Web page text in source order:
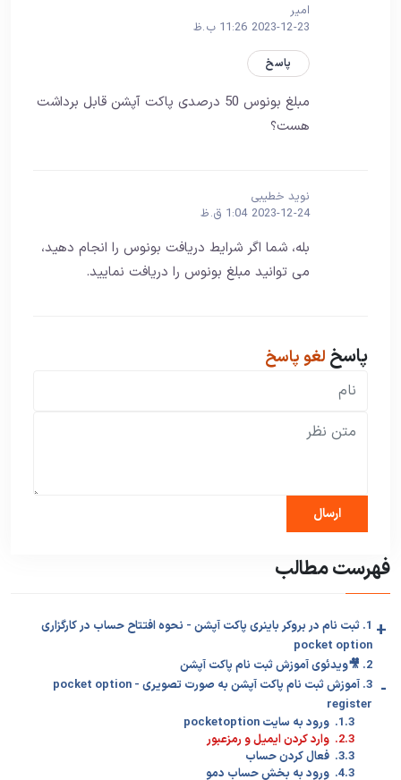
امیر
2023-12-23 11:26 ب.ظ
پاسخ
مبلغ بونوس 50 درصدی پاکت آپشن قابل برداشت
هست؟
نوید خطیبی
2023-12-24 1:04 ق.ظ
بله، شما اگر شرایط دریافت بونوس را انجام دهید،
می توانید مبلغ بونوس را دریافت نمایید.
پاسخ لغو پاسخ
فهرست مطالب
1. ثبت نام در بروکر باینری پاکت آپشن - نحوه افتتاح حساب در کارگزاری
pocket option
+
2. 🎥ویدئوی آموزش ثبت نام پاکت آپشن
3. آموزش ثبت نام پاکت آپشن به صورت تصویری - pocket option
register
-
1.3. ورود به سایت pocketoption
2.3. وارد کردن ایمیل و رمزعبور
3.3. فعال کردن حساب
4.3. ورود به بخش حساب دمو